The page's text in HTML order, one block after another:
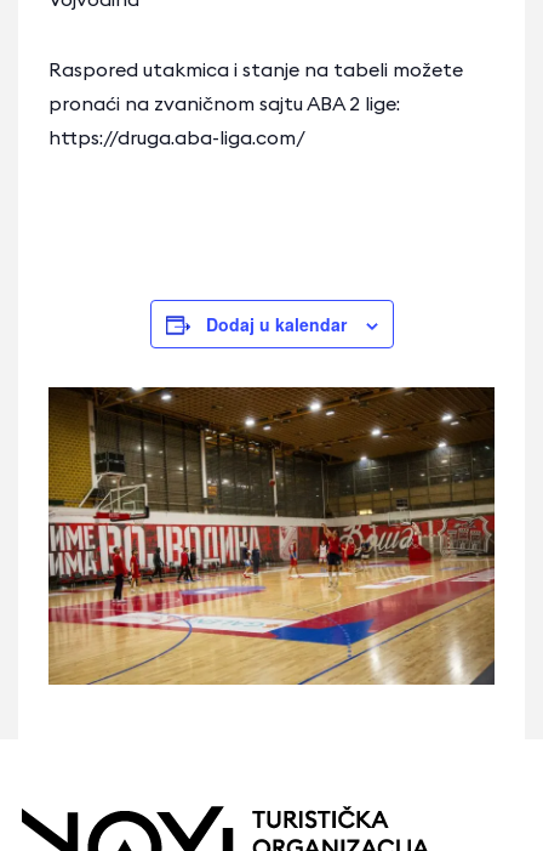
Raspored utakmica i stanje na tabeli možete
pronaći na zvaničnom sajtu ABA 2 lige:
https://druga.aba-liga.com/
Dodaj u kalendar